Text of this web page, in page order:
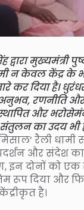
सिंह द्वारा
न केवल केंद्र
कर दिया है।
रणनीति
और
का उदय भी
रैली
और संदेश
दोनों को
रूप दिया
है।